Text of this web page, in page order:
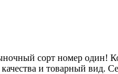
сорт номер один!
и товарный вид.